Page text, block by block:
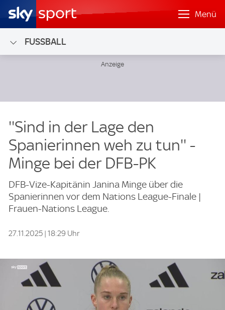
Menü
FUSSBALL
''Sind in der Lage den
Spanierinnen weh zu tun'' -
Minge bei der DFB-PK
DFB-Vize-Kapitänin Janina Minge über die
Spanierinnen vor dem Nations League-Finale |
Frauen-Nations League.
27.11.2025 | 18:29 Uhr